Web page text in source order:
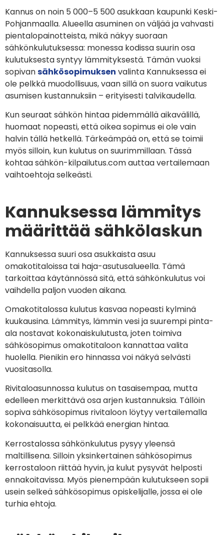
Kannus on noin 5 000–5 500 asukkaan kaupunki Keski-
Pohjanmaalla. Alueella asuminen on väljää ja vahvasti
pientalopainotteista, mikä näkyy suoraan
sähkönkulutuksessa: monessa kodissa suurin osa
kulutuksesta syntyy lämmityksestä. Tämän vuoksi
sopivansähkösopimuksen valinta Kannuksessa ei
ole pelkkä muodollisuus, vaan sillä on suora vaikutus
asumisen kustannuksiin – erityisesti talvikaudella.
Kun seuraat sähkön hintaa pidemmällä aikavälillä,
huomaat nopeasti, että oikea sopimus ei ole vain
halvin tällä hetkellä. Tärkeämpää on, että se toimii
myös silloin, kun kulutus on suurimmillaan. Tässä
kohtaa sähkön-kilpailutus.com auttaa vertailemaan
vaihtoehtoja selkeästi.
Kannuksessa lämmitys
määrittää sähkölaskun
Kannuksessa suuri osa asukkaista asuu
omakotitaloissa tai haja-asutusalueella. Tämä
tarkoittaa käytännössä sitä, että sähkönkulutus voi
vaihdella paljon vuoden aikana.
Omakotitalossa kulutus kasvaa nopeasti kylminä
kuukausina. Lämmitys, lämmin vesi ja suurempi pinta-
ala nostavat kokonaiskulutusta, joten toimiva
sähkösopimus omakotitaloon kannattaa valita
huolella. Pienikin ero hinnassa voi näkyä selvästi
vuositasolla.
Rivitaloasunnossa kulutus on tasaisempaa, mutta
edelleen merkittävä osa arjen kustannuksia. Tällöin
sopiva sähkösopimus rivitaloon löytyy vertailemalla
kokonaisuutta, ei pelkkää energian hintaa.
Kerrostalossa sähkönkulutus pysyy yleensä
maltillisena. Silloin yksinkertainen sähkösopimus
kerrostaloon riittää hyvin, ja kulut pysyvät helposti
ennakoitavissa. Myös pienempään kulutukseen sopii
usein selkeä sähkösopimus opiskelijalle, jossa ei ole
turhia ehtoja.